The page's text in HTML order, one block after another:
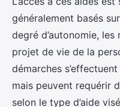
généralement basés
degré d’autonomie,
projet de vie de la
démarches
mais peuvent requérir
selon le type d’aide